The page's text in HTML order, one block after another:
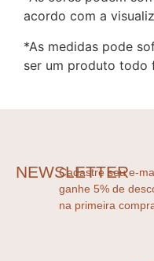
acordo com a
*As medidas pode
ser um produto todo
NEWSLETTER
Cadastre seu e-
ganhe 5% de
na primeira